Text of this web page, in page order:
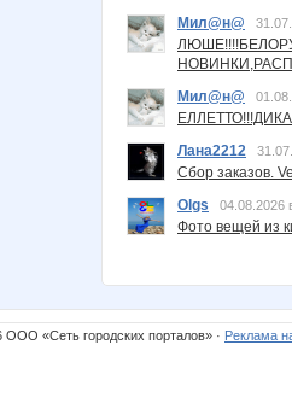
Мил@н@
Мил@н@
Лана2212
Сбор заказов.
Olgs
04.08.2026
Фото вещей из
ООО «Сеть городских порталов» · Реклама